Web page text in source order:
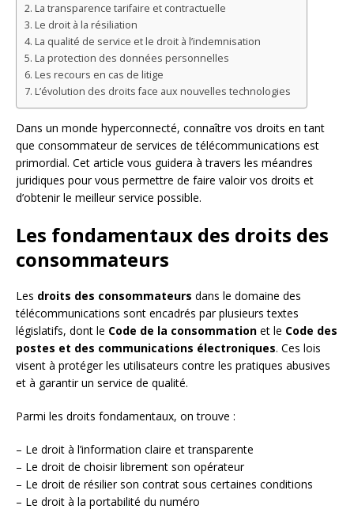
La transparence tarifaire et contractuelle
Le droit à la résiliation
La qualité de service et le droit à l’indemnisation
La protection des données personnelles
Les recours en cas de litige
L’évolution des droits face aux nouvelles technologies
Dans un monde hyperconnecté, connaître vos droits en tant
que consommateur de services de télécommunications est
primordial. Cet article vous guidera à travers les méandres
juridiques pour vous permettre de faire valoir vos droits et
d’obtenir le meilleur service possible.
Les fondamentaux des droits des
consommateurs
Les droits des consommateurs dans le domaine des
télécommunications sont encadrés par plusieurs textes
législatifs, dont le Code de la consommation et le Code des
postes et des communications électroniques. Ces lois
visent à protéger les utilisateurs contre les pratiques abusives
et à garantir un service de qualité.
Parmi les droits fondamentaux, on trouve :
– Le droit à l’information claire et transparente
– Le droit de choisir librement son opérateur
– Le droit de résilier son contrat sous certaines conditions
– Le droit à la portabilité du numéro